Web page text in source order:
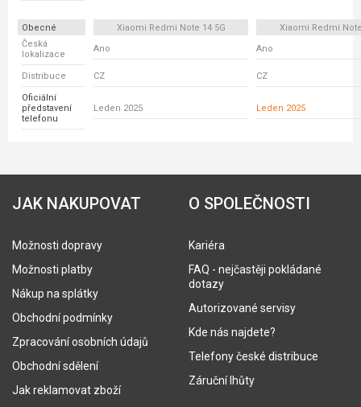
Obecné Xiaomi Redmi Note 14 5G
Xiaomi Redmi
Česká
lokalizace
Ano Ano
Distribuce CZ CZ
Oficiální
představení
telefonu
Leden 2025 Leden 2025
JAK NAKUPOVAT
Možnosti dopravy
Možnosti platby
Nákup na splátky
Obchodní podmínky
Zpracování osobních údajů
Obchodní sdělení
Jak reklamovat zboží
O SPOLEČNOSTI
Kariéra
FAQ - nejčastěji pokládané
dotazy
Autorizované servisy
Kde nás najdete?
Telefony české distribuce
Záruční lhůty